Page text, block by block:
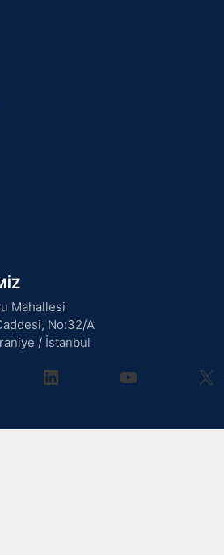
Mahallesi
No:32/A
/ İstanbul
linkedin youtube X